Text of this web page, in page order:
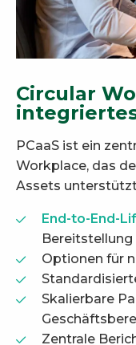
Circular
PCaaS ist ein
Workplace, das
Assets
End-to-End-
Optionen für
Skalierbare
Zentrale